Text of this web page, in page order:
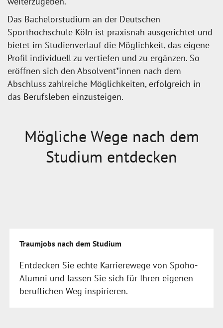
Das Bachelorstudium an der Deutschen
Sporthochschule Köln ist praxisnah ausgerichtet und
bietet im Studienverlauf die Möglichkeit, das eigene
Profil individuell zu vertiefen und zu ergänzen. So
eröffnen sich den Absolvent*innen nach dem
Abschluss zahlreiche Möglichkeiten, erfolgreich in
das Berufsleben einzusteigen.
Mögliche Wege nach dem
Studium entdecken
Traumjobs nach dem Studium
Entdecken Sie echte Karrierewege von Spoho-
Alumni und lassen Sie sich für Ihren eigenen
beruflichen Weg inspirieren.